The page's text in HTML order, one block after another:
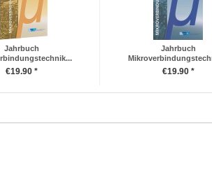
Jahrbuch
€19.90 *
Jahrbuch
€19.90 *